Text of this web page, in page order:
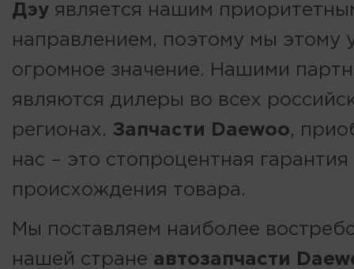
Дэу является нашим
направлением, поэтому мы этому
огромное значение. Нашими
являются дилеры во всех
регионах. Запчасти Daewoo,
нас – это стопроцентная
происхождения товара.
Мы поставляем наиболее
нашей стране автозапчасти